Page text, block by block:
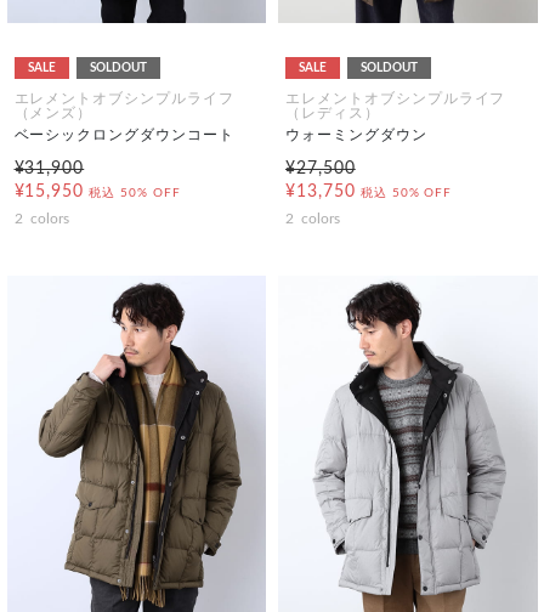
SALE SOLDOUT
エレメントオブシンプルライフ
（メンズ）
ベーシックロングダウンコート
¥31,900
¥15,950 税込 50% OFF
2 colors
SALE SOLDOUT
エレメントオブシンプルライフ
（レディス）
ウォーミングダウン
¥27,500
¥13,750 税込 50% OFF
2 colors